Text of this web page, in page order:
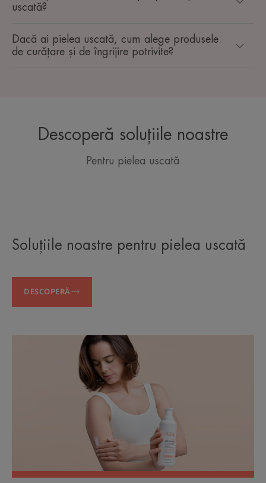
uscată?
Dacă ai pielea uscată, cum alege produsele
de curățare și de îngrijire potrivite?
Descoperă soluțiile noastre
Pentru pielea uscată
Soluțiile noastre pentru pielea uscată
DESCOPERĂ